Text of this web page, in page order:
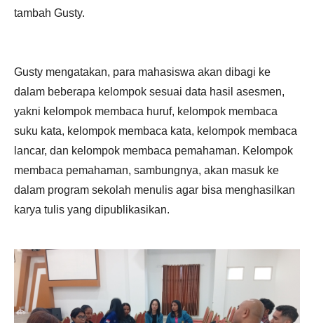
tambah Gusty.
Gusty mengatakan, para mahasiswa akan dibagi ke
dalam beberapa kelompok sesuai data hasil asesmen,
yakni kelompok membaca huruf, kelompok membaca
suku kata, kelompok membaca kata, kelompok membaca
lancar, dan kelompok membaca pemahaman. Kelompok
membaca pemahaman, sambungnya, akan masuk ke
dalam program sekolah menulis agar bisa menghasilkan
karya tulis yang dipublikasikan.